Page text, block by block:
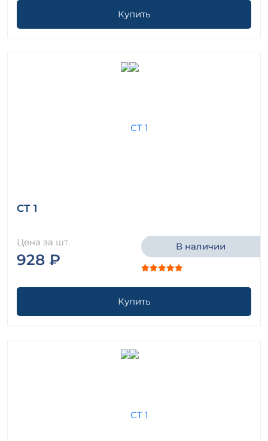
Купить
СТ 1
Цена за шт.
928 ₽
В наличии
Купить